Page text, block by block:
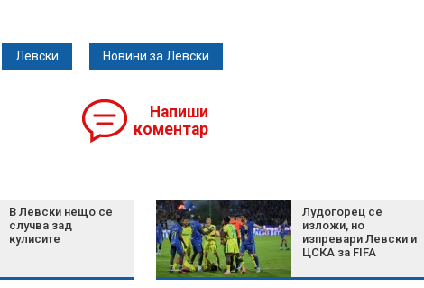
Левски Новини за Левски
Напиши
коментар
В Левски нещо се
случва зад
кулисите
Лудогорец се
изложи, но
изпревари Левски и
ЦСКА за FIFA
Масови проверки по
пътищата: Хванаха
десетки пияни и
дрогирани шофьори